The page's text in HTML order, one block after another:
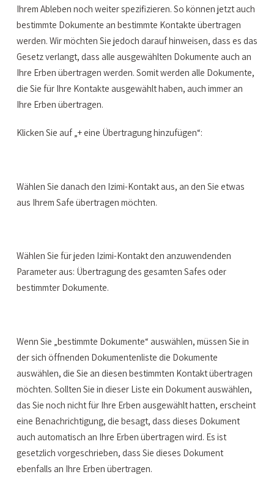
Ihrem Ableben noch weiter spezifizieren. So können jetzt auch
bestimmte Dokumente an bestimmte Kontakte übertragen
werden. Wir möchten Sie jedoch darauf hinweisen, dass es das
Gesetz verlangt, dass alle ausgewählten Dokumente auch an
Ihre Erben übertragen werden. Somit werden alle Dokumente,
die Sie für Ihre Kontakte ausgewählt haben, auch immer an
Ihre Erben übertragen.
Klicken Sie auf „+ eine Übertragung hinzufügen“:
Wählen Sie danach den Izimi-Kontakt aus, an den Sie etwas
aus Ihrem Safe übertragen möchten.
Wählen Sie für jeden Izimi-Kontakt den anzuwendenden
Parameter aus: Übertragung des gesamten Safes oder
bestimmter Dokumente.
Wenn Sie „bestimmte Dokumente“ auswählen, müssen Sie in
der sich öffnenden Dokumentenliste die Dokumente
auswählen, die Sie an diesen bestimmten Kontakt übertragen
möchten. Sollten Sie in dieser Liste ein Dokument auswählen,
das Sie noch nicht für Ihre Erben ausgewählt hatten, erscheint
eine Benachrichtigung, die besagt, dass dieses Dokument
auch automatisch an Ihre Erben übertragen wird. Es ist
gesetzlich vorgeschrieben, dass Sie dieses Dokument
ebenfalls an Ihre Erben übertragen.